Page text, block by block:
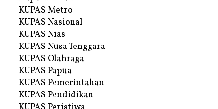
KUPAS Metro
KUPAS Nasional
KUPAS Nias
KUPAS Nusa Tenggara
KUPAS Olahraga
KUPAS Papua
KUPAS Pemerintahan
KUPAS Pendidikan